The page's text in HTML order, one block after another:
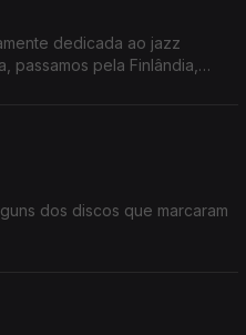
dedicada ao jazz
passamos pela Finlândia,
dos discos que marcaram